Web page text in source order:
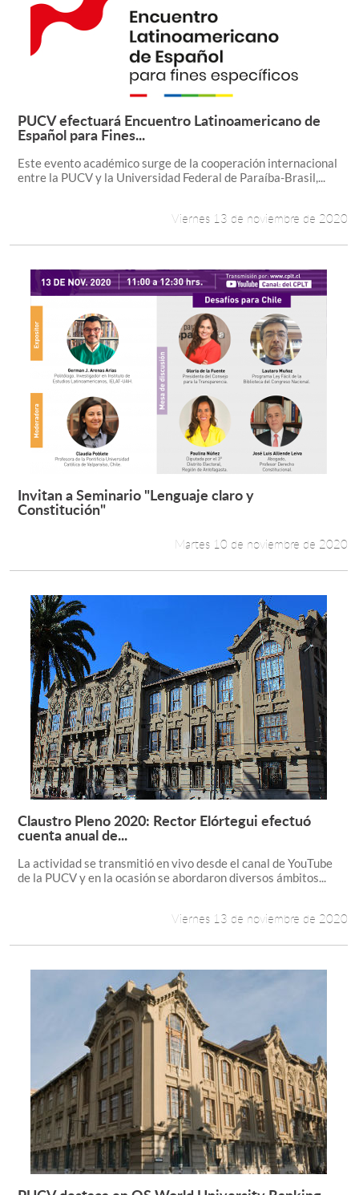
Leer más +
PUCV efectuará Encuentro Latinoamericano de
Español para Fines...
Este evento académico surge de la cooperación internacional
entre la PUCV y la Universidad Federal de Paraíba-Brasil,...
Viernes 13 de noviembre de 2020
Leer más +
Invitan a Seminario "Lenguaje claro y
Constitución"
Martes 10 de noviembre de 2020
Leer más +
Claustro Pleno 2020: Rector Elórtegui efectuó
cuenta anual de...
La actividad se transmitió en vivo desde el canal de YouTube
de la PUCV y en la ocasión se abordaron diversos ámbitos...
Viernes 13 de noviembre de 2020